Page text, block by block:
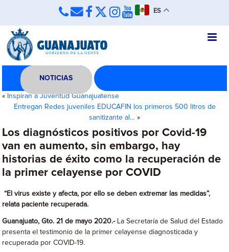
ES
NOTICIAS
« Inspiran a Juventud Guanajuatense
Entregan Redes juveniles EDUCAFIN los primeros 500 litros de
sanitizante al… »
Los diagnósticos positivos por Covid-19
van en aumento, sin embargo, hay
historias de éxito como la recuperación de
la primer celayense por COVID
“El virus existe y afecta, por ello se deben extremar las medidas”,
relata paciente recuperada.
Guanajuato, Gto. 21 de mayo 2020.- La Secretaría de Salud del Estado
presenta el testimonio de la primer celayense diagnosticada y
recuperada por COVID-19.